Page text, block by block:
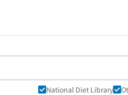
National Diet Library